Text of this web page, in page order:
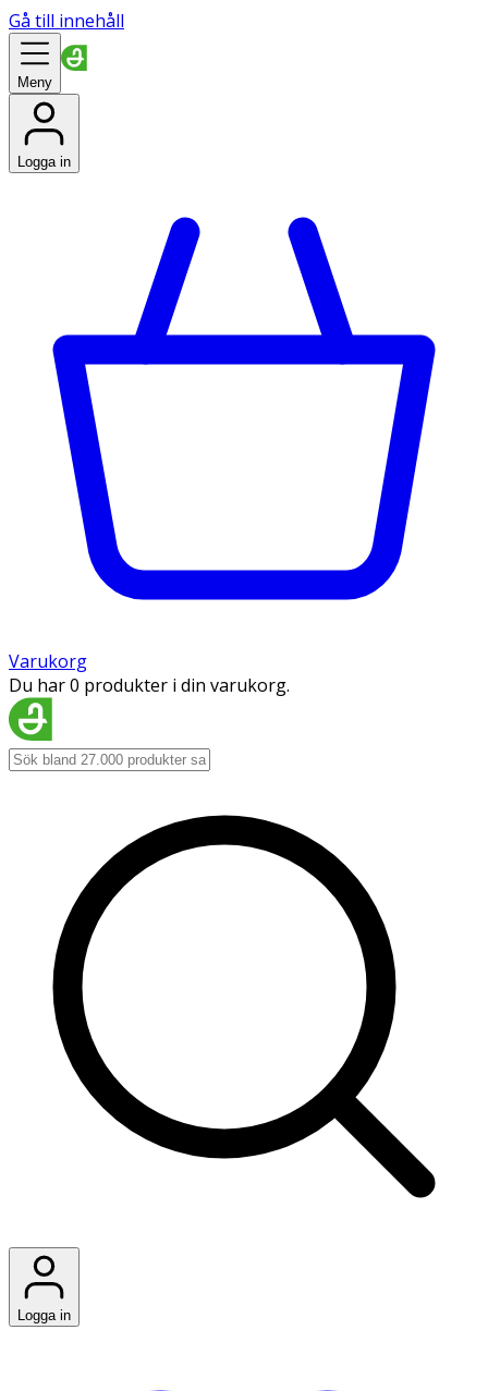
Gå till innehåll
Meny
Logga in
Varukorg
Du har 0 produkter i din varukorg.
Logga in